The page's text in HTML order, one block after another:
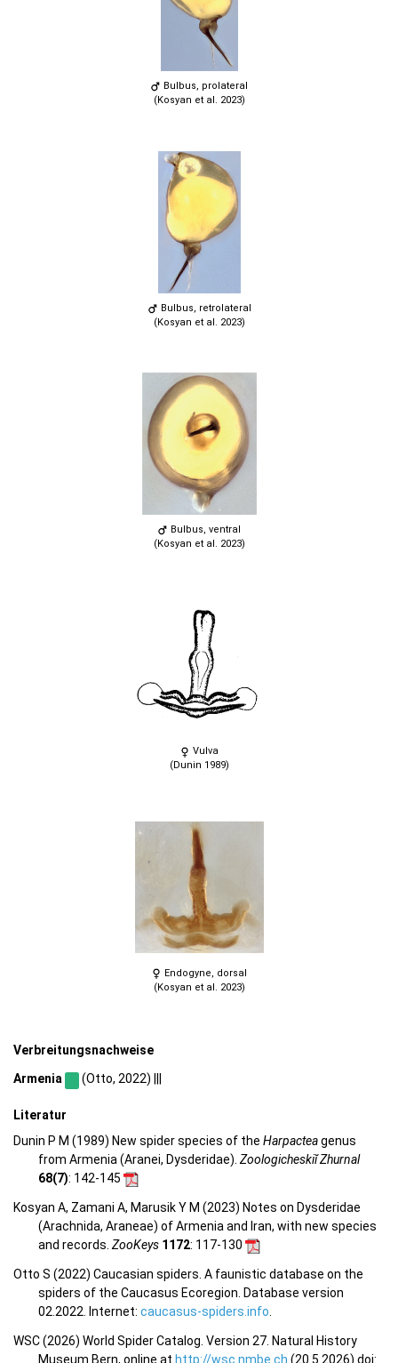
Bulbus, prolateral
(Kosyan et al. 2023)
Bulbus, retrolateral
(Kosyan et al. 2023)
Bulbus, ventral
(Kosyan et al. 2023)
Vulva
(Dunin 1989)
Endogyne, dorsal
(Kosyan et al. 2023)
Verbreitungsnachweise
Armenia (Otto, 2022) |||
Literatur
Dunin P M (1989) New spider species of the Harpacteagenus
from Armenia (Aranei, Dysderidae). Zoologicheskiĭ Zhurnal
68(7): 142-145
Kosyan A, Zamani A, Marusik Y M (2023) Notes on Dysderidae
(Arachnida, Araneae) of Armenia and Iran, with new species
and records. ZooKeys 1172: 117-130
Otto S (2022) Caucasian spiders. A faunistic database on the
spiders of the Caucasus Ecoregion. Database version
02.2022. Internet: caucasus-spiders.info
WSC (2026) World Spider Catalog. Version 27. Natural History
Museum Bern, online at http://wsc.nmbe.ch (20.5.2026) doi: